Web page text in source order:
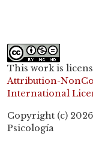
This work is
Attribution-
International
Copyright (c)
Psicología